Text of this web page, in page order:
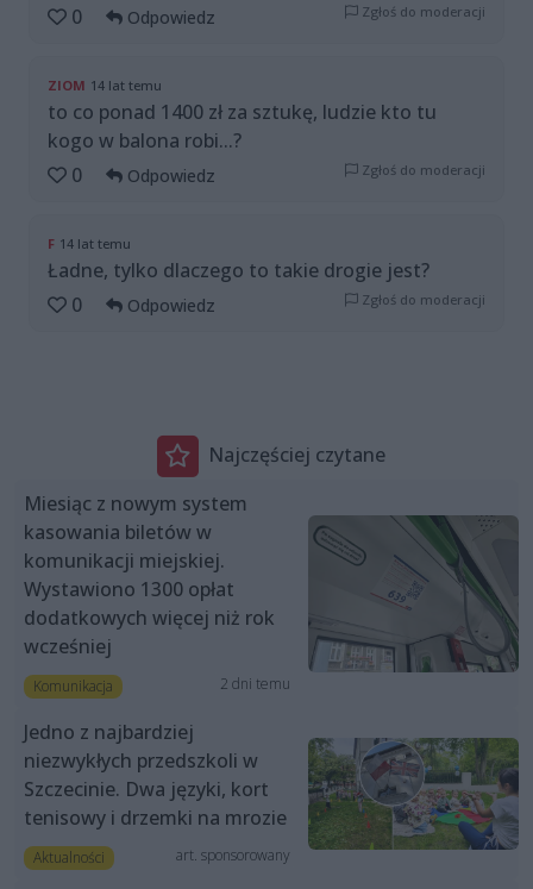
0
Odpowiedz Zgłoś do moderacji
ZIOM 14 lat temu
to co ponad 1400 zł za sztukę, ludzie kto tu
kogo w balona robi...?
0
Odpowiedz Zgłoś do moderacji
F 14 lat temu
Ładne, tylko dlaczego to takie drogie jest?
0
Odpowiedz Zgłoś do moderacji
Najczęściej czytane
Miesiąc z nowym system
kasowania biletów w
komunikacji miejskiej.
Wystawiono 1300 opłat
dodatkowych więcej niż rok
wcześniej
Komunikacja 2 dni temu
Jedno z najbardziej
niezwykłych przedszkoli w
Szczecinie. Dwa języki, kort
tenisowy i drzemki na mrozie
Aktualności art. sponsorowany